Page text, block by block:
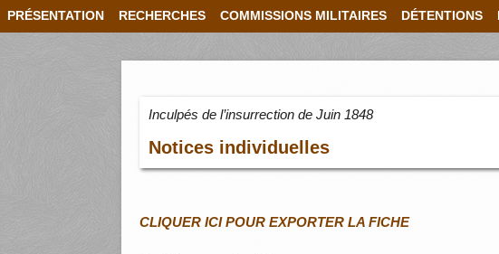
PRÉSENTATION RECHERCHES COMMISSIONS MILITAIRES DÉTENTIONS
Inculpés de l’insurrection de Juin 1848
Notices individuelles
CLIQUER ICI POUR EXPORTER LA FICHE